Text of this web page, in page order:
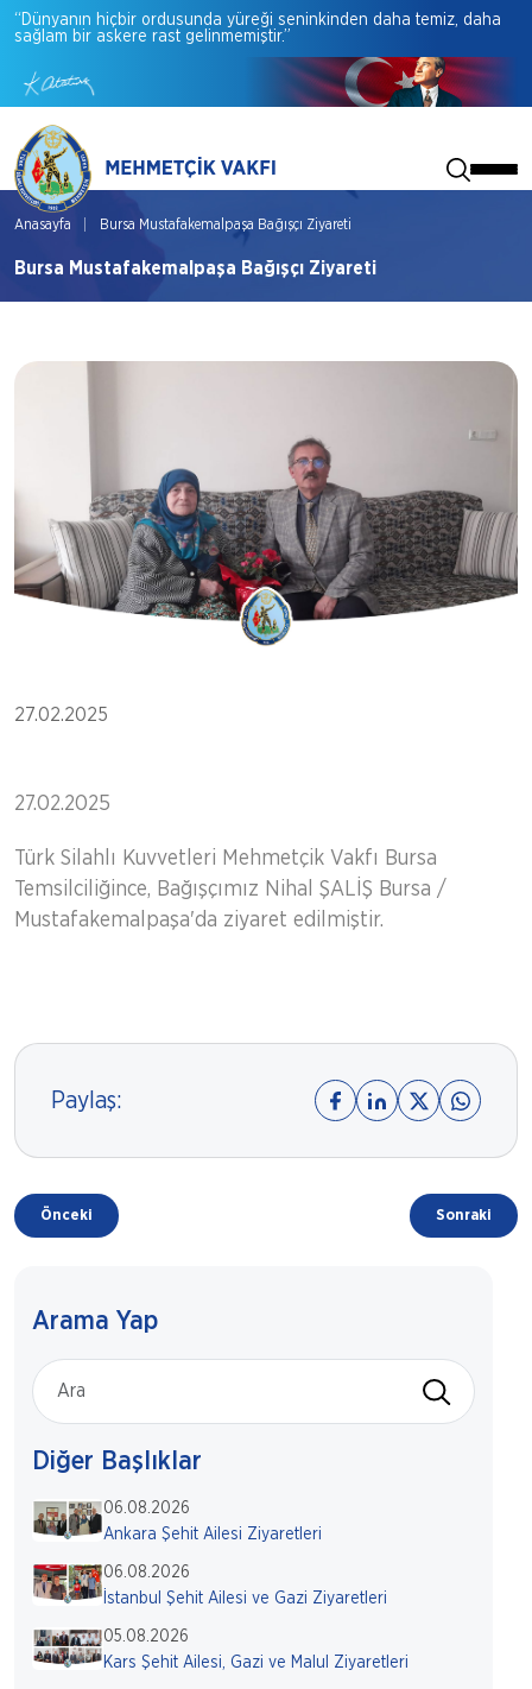
“Dünyanın hiçbir ordusunda yüreği seninkinden daha temiz, daha
sağlam bir askere rast gelinmemiştir.”
Anasayfa Bursa Mustafakemalpaşa Bağışçı Ziyareti
Bursa Mustafakemalpaşa Bağışçı Ziyareti
27.02.2025
27.02.2025
Türk Silahlı Kuvvetleri Mehmetçik Vakfı Bursa
Temsilciliğince, Bağışçımız Nihal ŞALİŞ Bursa /
Mustafakemalpaşa'da ziyaret edilmiştir.
Paylaş:
Önceki Sonraki
Arama Yap
Diğer Başlıklar
06.08.2026
Ankara Şehit Ailesi Ziyaretleri
06.08.2026
İstanbul Şehit Ailesi ve Gazi Ziyaretleri
05.08.2026
Kars Şehit Ailesi, Gazi ve Malul Ziyaretleri